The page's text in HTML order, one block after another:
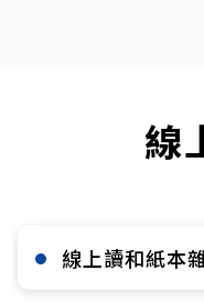
線
線上讀和紙本